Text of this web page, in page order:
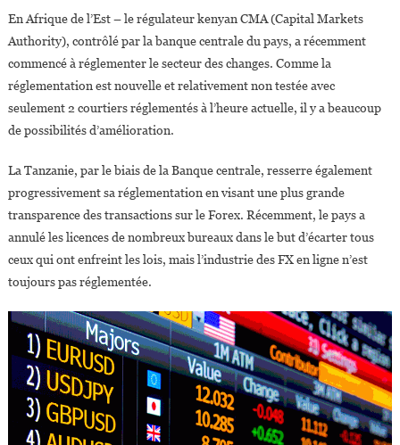
En Afrique de l’Est – le régulateur kenyan CMA (Capital Markets
Authority), contrôlé par la banque centrale du pays, a récemment
commencé à réglementer le secteur des changes. Comme la
réglementation est nouvelle et relativement non testée avec
seulement 2 courtiers réglementés à l’heure actuelle, il y a beaucoup
de possibilités d’amélioration.
La Tanzanie, par le biais de la Banque centrale, resserre également
progressivement sa réglementation en visant une plus grande
transparence des transactions sur le Forex. Récemment, le pays a
annulé les licences de nombreux bureaux dans le but d’écarter tous
ceux qui ont enfreint les lois, mais l’industrie des FX en ligne n’est
toujours pas réglementée.